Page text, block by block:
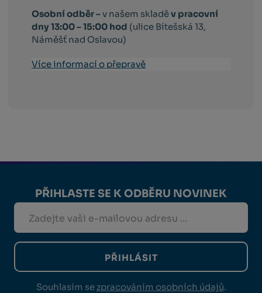
Osobní odběr –v našem skladěv pracovní
dny 13:00 – 15:00 hod (ulice Bítešská 13,
Náměšť nad Oslavou)
Více informací o přepravě
PŘIHLASTE SE K ODBĚRU NOVINEK
PŘIHLÁSIT
Souhlasím se zpracováním osobních údajů.